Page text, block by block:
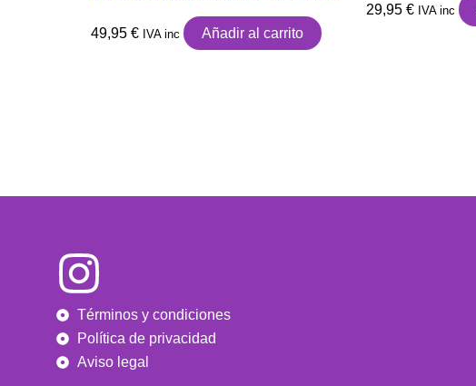
49,95 € IVA inc Añadir al carrito
29,95 € IVA inc
Términos y condiciones
Política de privacidad
Aviso legal